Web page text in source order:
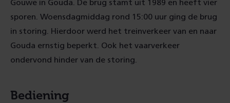
Gouwe in Gouda. De brug stamt uit 1989 en heeft vier
sporen. Woensdagmiddag rond 15:00 uur ging de brug
in storing. Hierdoor werd het treinverkeer van en naar
Gouda ernstig beperkt. Ook het vaarverkeer
ondervond hinder van de storing.
Bediening